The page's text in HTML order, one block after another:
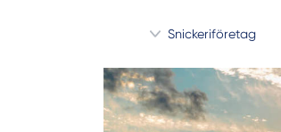
Snickeriföretag